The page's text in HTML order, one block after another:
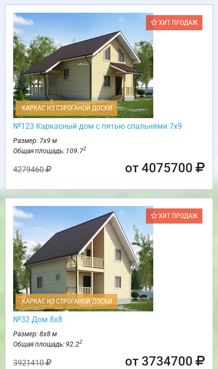
ХИТ ПРОДАЖ
КАРКАС ИЗ СТРОГАНОЙ ДОСКИ
№123 Каркасный дом с пятью спальнями 7х9
Размер: 7х9 м
Общая площадь: 109.72
4279460 от 4075700
ХИТ ПРОДАЖ
КАРКАС ИЗ СТРОГАНОЙ ДОСКИ
№32 Дом 8х8
Размер: 8х8 м
Общая площадь: 92.22
3921410 от 3734700